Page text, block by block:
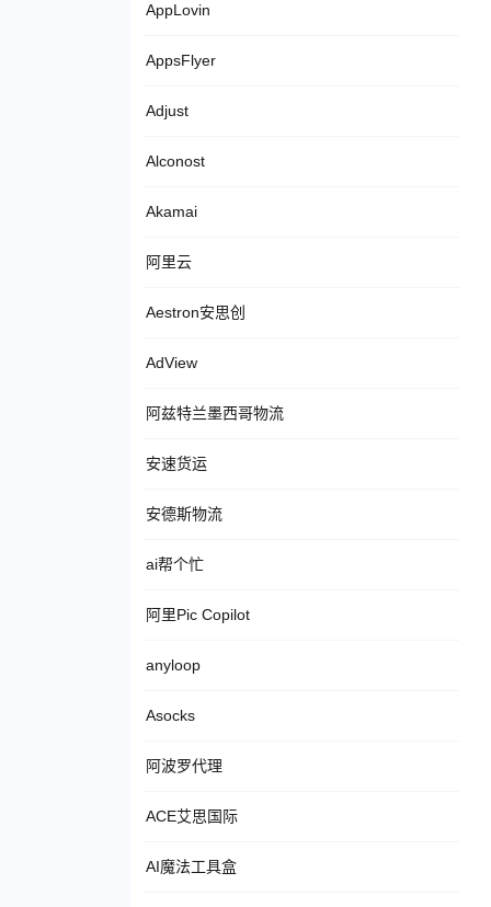
AppLovin
AppsFlyer
Adjust
Alconost
Akamai
阿里云
Aestron安思创
AdView
阿兹特兰墨西哥物流
安速货运
安德斯物流
ai帮个忙
阿里Pic Copilot
anyloop
Asocks
阿波罗代理
ACE艾思国际
AI魔法工具盒